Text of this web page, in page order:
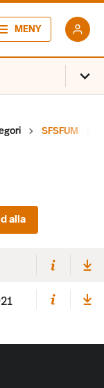
MENY
SFSFUM